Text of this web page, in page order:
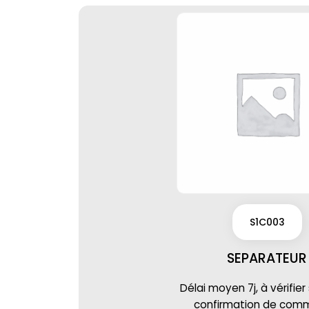
S1C003
SEPARATEUR
Délai moyen 7j, à
confirmation de